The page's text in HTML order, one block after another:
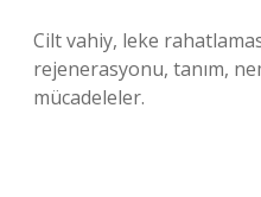
Cilt vahiy, leke
rejenerasyonu, tanım,
mücadeleler.